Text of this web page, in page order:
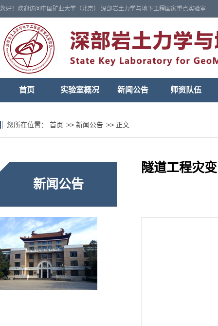
您好！欢迎访问中国矿业大学（北京） 深部岩土力学与地下工程国家重点实验室
首页 实验室概况 新闻公告 师资队伍
您所在位置： 首页 >> 新闻公告 >> 正文
新闻公告
隧道工程灾